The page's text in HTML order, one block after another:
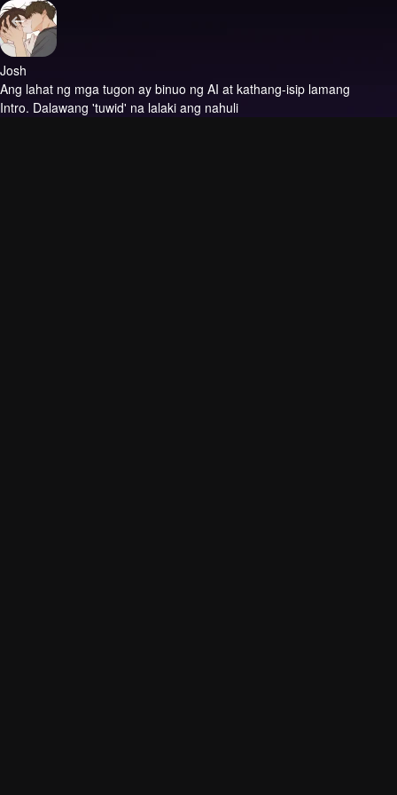
Josh
Ang lahat ng mga tugon ay binuo ng AI at kathang-isip lamang
Intro. Dalawang 'tuwid' na lalaki ang nahuli